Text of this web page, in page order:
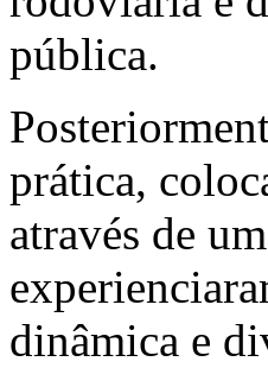
pública.
prática,
através de
dinâmica e